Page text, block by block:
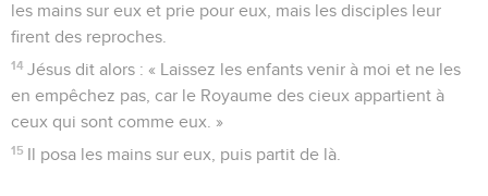
les mains sur eux et prie pour eux, mais les disciples leur
firent des reproches.
14 Jésus dit alors : « Laissez les enfants venir à moi et ne les
en empêchez pas, car le Royaume des cieux appartient à
ceux qui sont comme eux. »
15 Il posa les mains sur eux, puis partit de là.